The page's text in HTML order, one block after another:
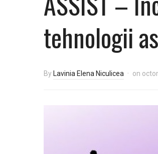
tehnologii
By Lavinia Elena Niculicea on